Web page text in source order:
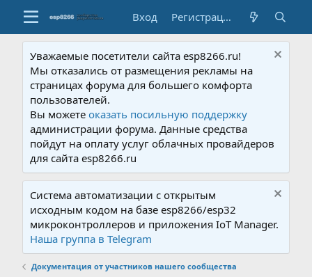
Вход Регистрация
Уважаемые посетители сайта esp8266.ru!
Мы отказались от размещения рекламы на
страницах форума для большего комфорта
пользователей.
Вы можетеоказать посильную поддержку
администрации форума. Данные средства
пойдут на оплату услуг облачных провайдеров
для сайта esp8266.ru
Система автоматизации с открытым
исходным кодом на базе esp8266/esp32
микроконтроллеров и приложения IoT Manager.
Наша группа в Telegram
Документация от участников нашего сообщества